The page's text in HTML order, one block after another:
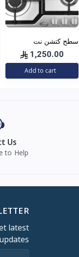
سطح كتشن نت
إيطالي60 شبك ثقيل1,250.00
Add to cart
Us
to Help
latest
updates